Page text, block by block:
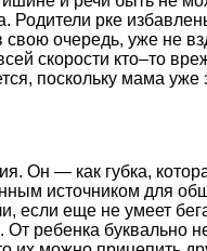
Родители рке
очередь, уже не
скорости кто–то
поскольку мама уже
Он — как губка,
источником для
если еще не умеет
ребенка буквально